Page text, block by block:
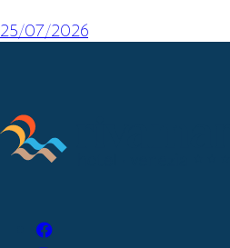
25/07/2026